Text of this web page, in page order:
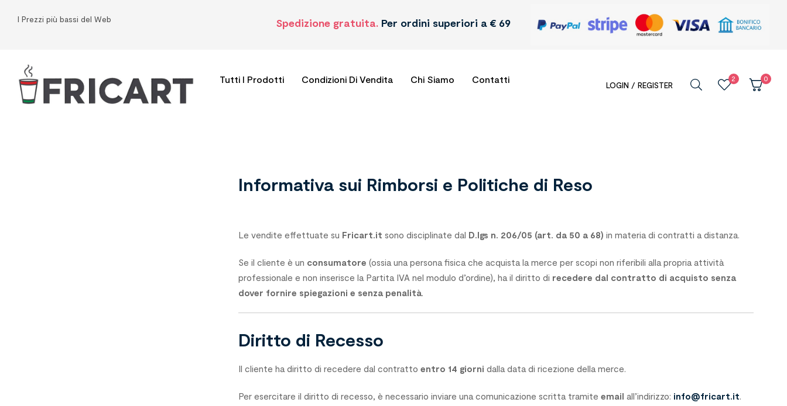
I Prezzi più bassi del Web Spedizione gratuita. Per ordini superiori a € 69
Tutti I Prodotti Condizioni Di Vendita Chi Siamo Contatti
LOGIN / REGISTER
2 0
Informativa sui Rimborsi e Politiche di Reso
Le vendite effettuate su Fricart.it sono disciplinate dal D.lgs n. 206/05 (art. da 50 a 68) in materia di contratti a distanza.
Se il cliente è un consumatore (ossia una persona fisica che acquista la merce per scopi non riferibili alla propria attività
professionale e non inserisce la Partita IVA nel modulo d’ordine), ha il diritto di recedere dal contratto di acquisto senza
dover fornire spiegazioni e senza penalità.
Diritto di Recesso
Il cliente ha diritto di recedere dal contratto entro 14 giorni dalla data di ricezione della merce.
Per esercitare il diritto di recesso, è necessario inviare una comunicazione scritta tramite email all’indirizzo: info@fricart.it.